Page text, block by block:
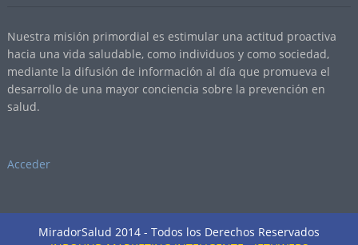
Nuestra misión primordial es estimular una actitud proactiva
hacia una vida saludable, como individuos y como sociedad,
mediante la difusión de información al día que promueva el
desarrollo de una mayor conciencia sobre la prevención en
salud.
Acceder
MiradorSalud 2014 - Todos los Derechos Reservados